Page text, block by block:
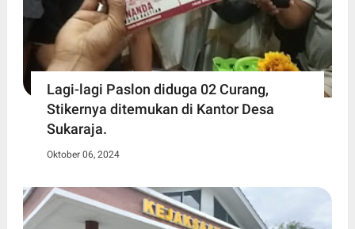
Lagi-lagi Paslon diduga 02 Curang,
Stikernya ditemukan di Kantor Desa
Sukaraja.
Oktober 06, 2024